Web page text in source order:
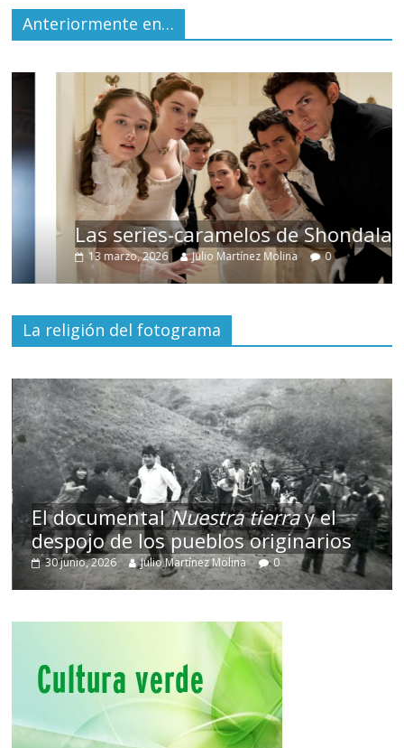
Anteriormente en…
Las series-caramelos de Shondaland
13 marzo, 2026 Julio Martínez Molina 0
La religión del fotograma
El documentalNuestra tierray el
despojo de los pueblos originarios
30 junio, 2026 Julio Martínez Molina 0